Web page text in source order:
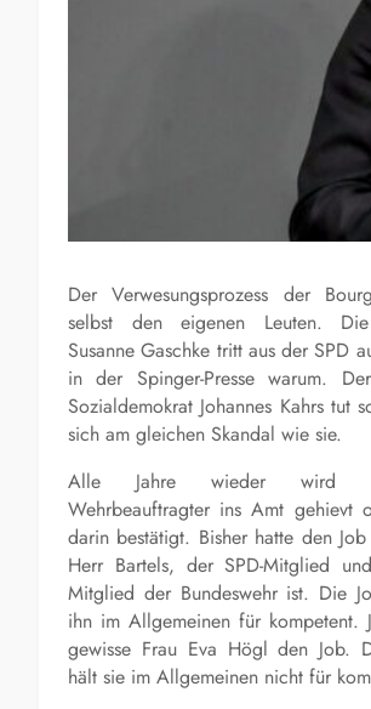
Der Verwesungsprozess der
selbst den eigenen Leuten. Die
Susanne Gaschke tritt aus der SPD
in der Spinger-Presse warum.
Sozialdemokrat Johannes Kahrs tut
sich am gleichen Skandal wie sie.
Alle Jahre wieder wird
Wehrbeauftragter ins Amt gehievt
darin bestätigt. Bisher hatte den
Herr Bartels, der SPD-Mitglied
Mitglied der Bundeswehr ist. Die
ihn im Allgemeinen für kompetent.
gewisse Frau Eva Högl den Job.
hält sie im Allgemeinen nicht für